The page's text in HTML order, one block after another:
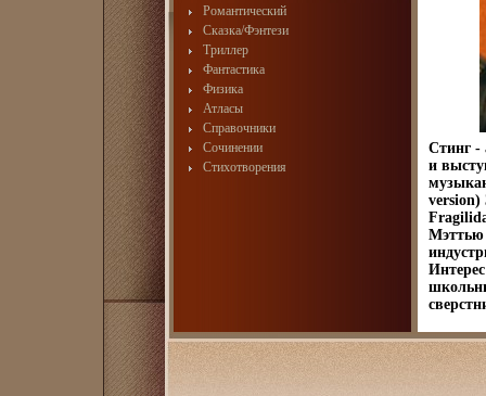
Романтический
Сказка/Фэнтези
Триллер
Фантастика
Физика
Атласы
Справочники
Сочинении
Стихотворения
Стинг -
и
version)
Мэттью